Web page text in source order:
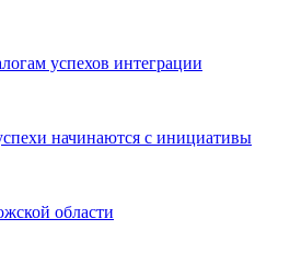
успехов интеграции
начинаются с инициативы
области